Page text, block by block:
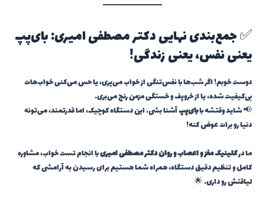
✅ جمع‌بندی نهایی دکتر مصطفی امیری: بای‌پپ
یعنی نفس، یعنی زندگی!
دوست خوبم! اگر شب‌ها با نفس‌تنگی از خواب می‌پری، یا حس می‌کنی خواب‌هات
بی‌کیفیت شده، یا از خروپف و خستگی مزمن رنج می‌بری…
📢 شاید وقتشه بابای‌پپآشنا بشی. این دستگاه کوچیک، اما قدرتمند، می‌تونه
دنیا رو برات عوض کنه!
ما درکلینیک مغز و اعصاب و روان دکتر مصطفی امیریبا انجام تست خواب، مشاوره
کامل و تنظیم دقیق دستگاه، همراه شما هستیم برای رسیدن به آرامشی که
لیاقتش رو داری. 🌟